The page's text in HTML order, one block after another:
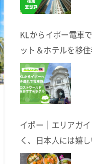
KLからイポー電車
ット＆ホテルを移
イポー｜エリアガ
く、日本人には嬉